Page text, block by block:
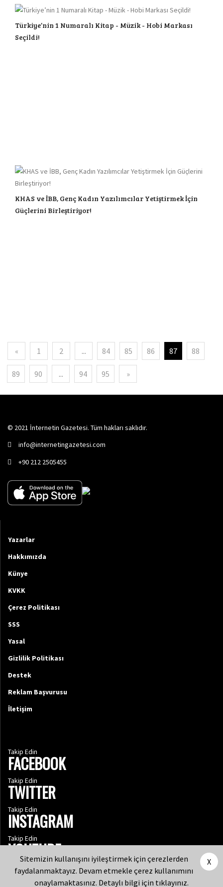
Türkiye’nin 1 Numaralı Kitap - Müzik - Hobi Markası
Seçildi!
KHAS ve İBB, Genç Kadın Yazılımcılar Yetiştirmek İçin
Güçlerini Birleştiriyor!
« 1 2 ... 84 85 86 87 88
89 90 ... 94 95 »
X
Sitemizin kullanışını iyileştirmek için çerezlerden
faydalanmaktayız. Devam etmekle çerez kullanımını
onaylamaktasınız. Detaylı bilgi için tıklayınız.
© 2021 İnternetin Gazetesi. Tüm hakları saklıdır.
info@internetingazetesi.com
+90 212 2505455
Yazarlar
Hakkımızda
Künye
KVKK
Çerez Politikası
SSS
Yasal
Gizlilik Politikası
Destek
Reklam Başvurusu
İletişim
Takip Edin
FACEBOOK
Takip Edin
TWITTER
Takip Edin
INSTAGRAM
Takip Edin
YOUTUBE